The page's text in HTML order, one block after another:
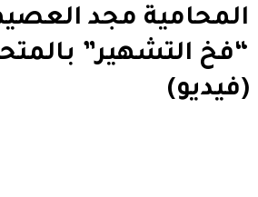
المحامية مجد
“فخ التشهير”
(فيديو)